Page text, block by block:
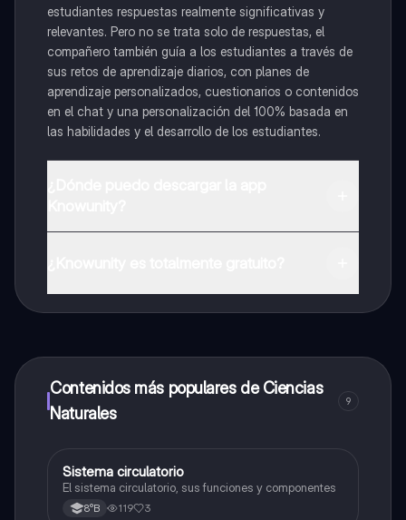
estudiantes respuestas realmente significativas y
relevantes. Pero no se trata solo de respuestas, el
compañero también guía a los estudiantes a través de
sus retos de aprendizaje diarios, con planes de
aprendizaje personalizados, cuestionarios o contenidos
en el chat y una personalización del 100% basada en
las habilidades y el desarrollo de los estudiantes.
a determinadas funciones.
Contenidos más populares de Ciencias
Naturales
9
Ciencias Naturales
Sistema circulatorio
El sistema circulatorio, sus funciones y componentes
8°B 119 3